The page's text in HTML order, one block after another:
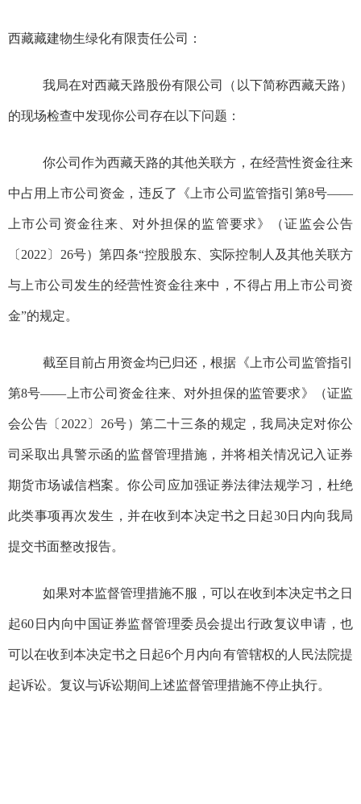
西藏藏建物生绿化有限责任公司 ：
我局在对西藏天路股份有限公司（以下简称西藏天路）
的现场检查中发现你公司存在以下问题：
你公司作为西藏天路的其他关联方，在经营性资金往来
中占用上市公司资金，违反了《上市公司监管指引第8号——
上市公司资金往来、对外担保的监管要求》（证监会公告
〔2022〕26号）第四条“控股股东、实际控制人及其他关联方
与上市公司发生的经营性资金往来中，不得占用上市公司资
金”的规定。
截至目前占用资金均已归还，根据《上市公司监管指引
第8号——上市公司资金往来、对外担保的监管要求》（证监
会公告〔2022〕26号）第二十三条的规定，我局决定对你公
司采取出具警示函的监督管理措施，并将相关情况记入证券
期货市场诚信档案。你公司应加强证券法律法规学习，杜绝
此类事项再次发生，并在收到本决定书之日起30日内向我局
提交书面整改报告。
如果对本监督管理措施不服，可以在收到本决定书之日
起60日内向中国证券监督管理委员会提出行政复议申请，也
可以在收到本决定书之日起6个月内向有管辖权的人民法院提
起诉讼。复议与诉讼期间上述监督管理措施不停止执行。